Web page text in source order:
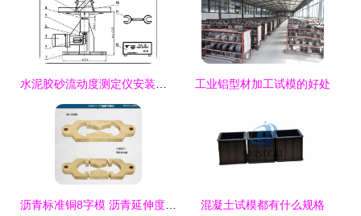
工业铝型材加工试模的好处
混凝土试模都有什么规格